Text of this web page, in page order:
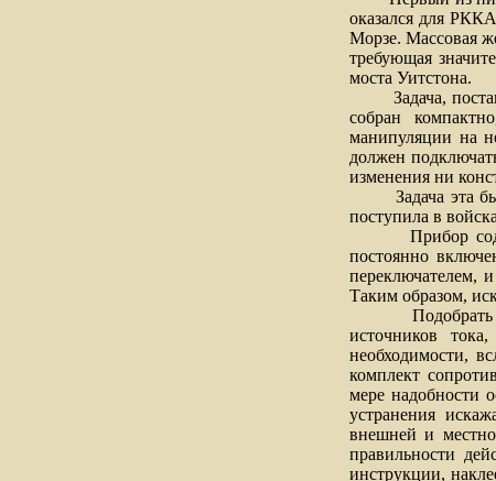
оказался для
Морзе. Массовая
требующая
моста Уитстона.
Задача,
собран
манипуляции на
должен
изменения ни
Задача эта
поступила в
Прибор
постоянно
переключателем,
Таким образом,
Подобрать ее
источников
необходимости,
комплект
мере надобности
устранения
внешней и
правильности
инструкции,